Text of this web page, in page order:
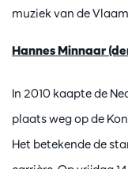
muziek van de
Hannes Minnaar
In 2010 kaapte de
plaats weg op de
Het betekende de